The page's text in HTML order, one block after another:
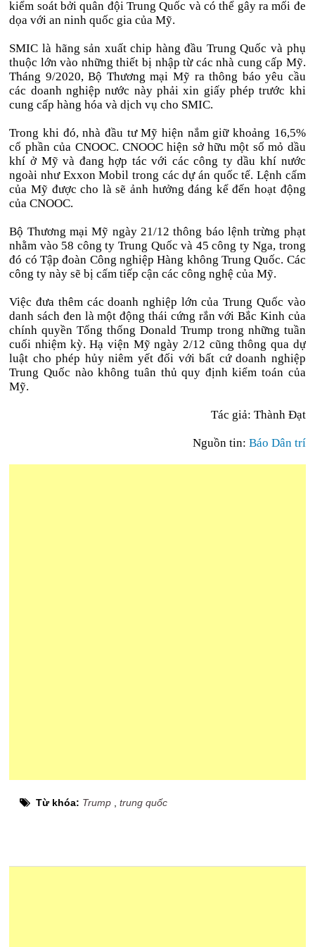
kiểm soát bởi quân đội Trung Quốc và có thể gây ra mối đe
dọa với an ninh quốc gia của Mỹ.
SMIC là hãng sản xuất chip hàng đầu Trung Quốc và phụ
thuộc lớn vào những thiết bị nhập từ các nhà cung cấp Mỹ.
Tháng 9/2020, Bộ Thương mại Mỹ ra thông báo yêu cầu
các doanh nghiệp nước này phải xin giấy phép trước khi
cung cấp hàng hóa và dịch vụ cho SMIC.
Trong khi đó, nhà đầu tư Mỹ hiện nắm giữ khoảng 16,5%
cổ phần của CNOOC. CNOOC hiện sở hữu một số mỏ dầu
khí ở Mỹ và đang hợp tác với các công ty dầu khí nước
ngoài như Exxon Mobil trong các dự án quốc tế. Lệnh cấm
của Mỹ được cho là sẽ ảnh hưởng đáng kể đến hoạt động
của CNOOC.
Bộ Thương mại Mỹ ngày 21/12 thông báo lệnh trừng phạt
nhằm vào 58 công ty Trung Quốc và 45 công ty Nga, trong
đó có Tập đoàn Công nghiệp Hàng không Trung Quốc. Các
công ty này sẽ bị cấm tiếp cận các công nghệ của Mỹ.
Việc đưa thêm các doanh nghiệp lớn của Trung Quốc vào
danh sách đen là một động thái cứng rắn với Bắc Kinh của
chính quyền Tổng thống Donald Trump trong những tuần
cuối nhiệm kỳ. Hạ viện Mỹ ngày 2/12 cũng thông qua dự
luật cho phép hủy niêm yết đối với bất cứ doanh nghiệp
Trung Quốc nào không tuân thủ quy định kiểm toán của
Mỹ.
Tác giả: Thành Đạt
Nguồn tin: Báo Dân trí
Từ khóa: Trump ,trung quốc